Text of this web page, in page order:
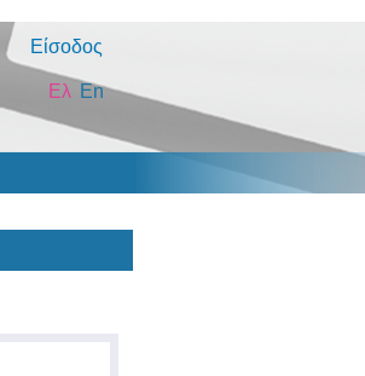
Είσοδος
En
Ελ